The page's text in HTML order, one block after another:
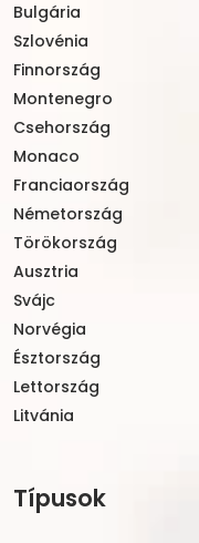
Bulgária
Szlovénia
Finnország
Montenegro
Csehország
Monaco
Franciaország
Németország
Törökország
Ausztria
Svájc
Norvégia
Észtország
Lettország
Litvánia
Típusok